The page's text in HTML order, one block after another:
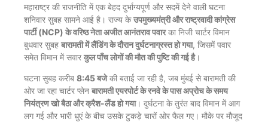
महाराष्ट्र की राजनीति में एक बेहद दुर्भाग्यपूर्ण और सदमें देने वाली घटना
शनिवार सुबह सामने आई है। राज्य केउपमुख्यमंत्री और राष्ट्रवादी कांग्रेस
पार्टी (NCP) के वरिष्ठ नेता अजीत आनंतराव पवारका निजी चार्टर विमान
बुधवार सुबह बारामती में लैंडिंग के दौरान दुर्घटनाग्रस्त हो गया, जिसमें पवार
समेत विमान में सवार कुल पाँच लोगों की मौत की पुष्टि की गई है।
घटना सुबह करीब 8:45 बजेकी बताई जा रही है, जब मुंबई से बारामती की
ओर जा रहा चार्टर प्लेन बारामती एयरपोर्ट के रनवे के पास अप्रोच के समय
नियंत्रण खो बैठा और क्रैश-लैंड हो गया। दुर्घटना के तुरंत बाद विमान में आग
लग गई और भारी धुएं के बीच उसके टुकड़े चारों ओर फैल गए। मौके पर मौजूद